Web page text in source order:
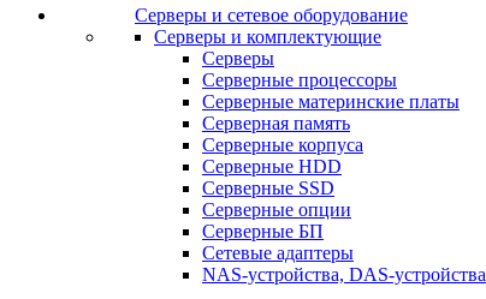
Серверы и сетевое оборудование
Серверы и комплектующие
Серверы
Серверные процессоры
Серверные материнские платы
Серверная память
Серверные корпуса
Серверные HDD
Серверные SSD
Серверные опции
Серверные БП
Сетевые адаптеры
NAS-устройства, DAS-устройства